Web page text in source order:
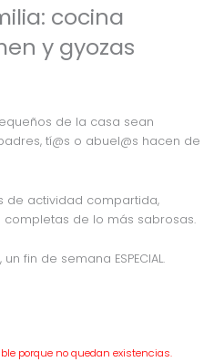
cocina
y gyozas
de la casa sean
tí@s o abuel@s hacen de
de actividad compartida,
de lo más sabrosas.
fin de semana ESPECIAL.
porque no quedan existencias.